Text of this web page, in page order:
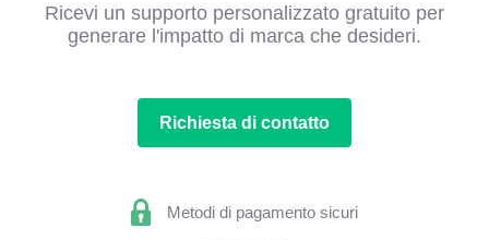
Ricevi un supporto personalizzato gratuito per
generare l'impatto di marca che desideri.
Richiesta di contatto
Metodi di pagamento sicuri